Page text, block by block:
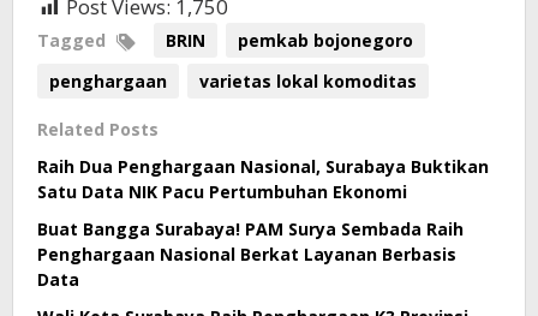
Post Views: 1,750
Tagged BRIN
pemkab bojonegoro
penghargaan
varietas lokal komoditas
Related Posts
Raih Dua Penghargaan Nasional, Surabaya Buktikan
Satu Data NIK Pacu Pertumbuhan Ekonomi
Buat Bangga Surabaya! PAM Surya Sembada Raih
Penghargaan Nasional Berkat Layanan Berbasis
Data